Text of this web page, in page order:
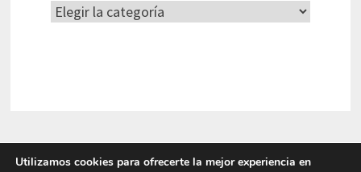
Categorías
Utilizamos cookies para ofrecerte la mejor experiencia en